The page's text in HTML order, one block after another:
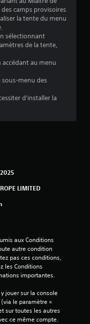
i
s
)
camps provisoires
la tente du menu
sélectionnant
de la tente,
accédant au menu
menu des
d'installer la
LIMITED
aux Conditions
autre condition
pas ces conditions,
les Conditions
importantes.
jouer sur la console
le paramètre «
sur toutes les autres
ce même compte.